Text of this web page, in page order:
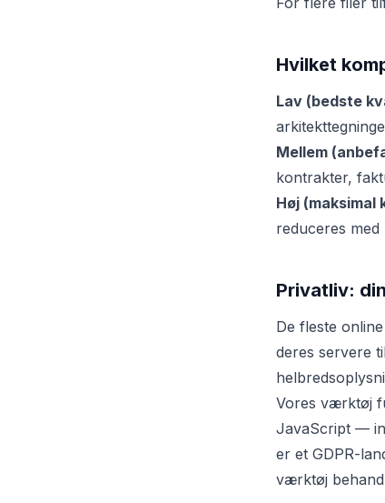
Hvilket
Lav (bedste
Mellem
kontrakter,
Høj (maksimal
reduceres
Privatliv:
De fleste
deres servere
Vores værktøj
JavaScript —
er et GDPR-
værktøj